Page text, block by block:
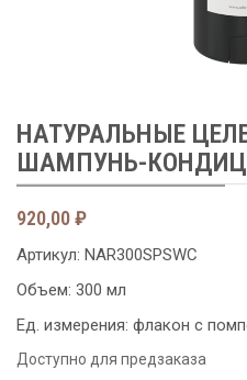
НАТУРАЛЬНЫЕ
ШАМПУНЬ-
920,00₽
Артикул: NAR300SPSWC
Объем: 300 мл
Ед. измерения: флакон с
Доступно для предзаказа